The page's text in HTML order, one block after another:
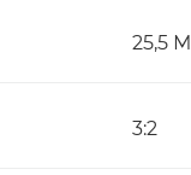
25,5
3:2